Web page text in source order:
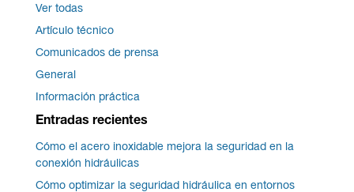
Ver todas
Artículo técnico
Comunicados de prensa
General
Información práctica
Entradas recientes
Cómo el acero inoxidable mejora la seguridad en la
conexión hidráulicas
Cómo optimizar la seguridad hidráulica en entornos